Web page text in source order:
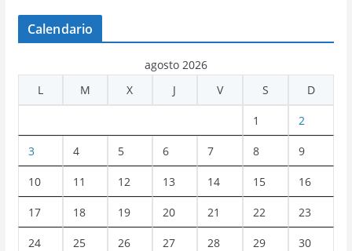
Calendario
agosto 2026
L
M X J V S D
1 2
3 4 5 6 7 8 9
10 11 12 13 14 15 16
17 18 19 20 21 22 23
24 25 26 27 28 29 30